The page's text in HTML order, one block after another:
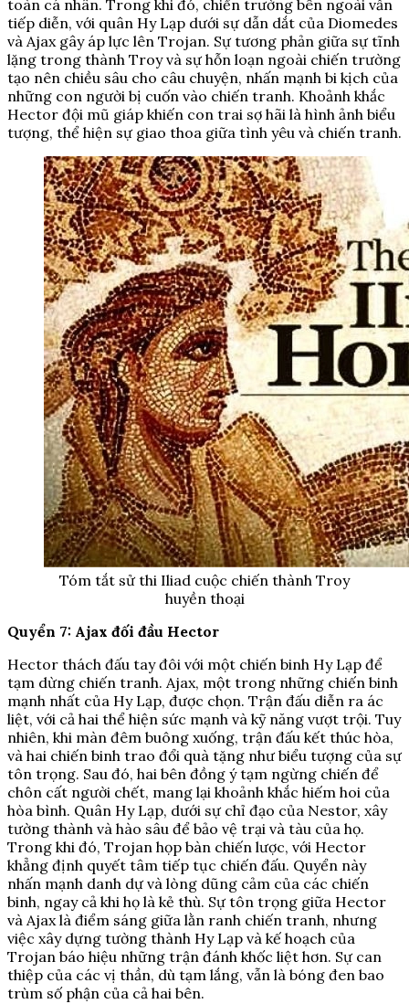
toàn cá nhân. Trong khi đó, chiến trường bên ngoài vẫn
tiếp diễn, với quân Hy Lạp dưới sự dẫn dắt của Diomedes
và Ajax gây áp lực lên Trojan. Sự tương phản giữa sự tĩnh
lặng trong thành Troy và sự hỗn loạn ngoài chiến trường
tạo nên chiều sâu cho câu chuyện, nhấn mạnh bi kịch của
những con người bị cuốn vào chiến tranh. Khoảnh khắc
Hector đội mũ giáp khiến con trai sợ hãi là hình ảnh biểu
tượng, thể hiện sự giao thoa giữa tình yêu và chiến tranh.
Tóm tắt sử thi Iliad cuộc chiến thành Troy
huyền thoại
Quyển 7: Ajax đối đầu Hector
Hector thách đấu tay đôi với một chiến binh Hy Lạp để
tạm dừng chiến tranh. Ajax, một trong những chiến binh
mạnh nhất của Hy Lạp, được chọn. Trận đấu diễn ra ác
liệt, với cả hai thể hiện sức mạnh và kỹ năng vượt trội. Tuy
nhiên, khi màn đêm buông xuống, trận đấu kết thúc hòa,
và hai chiến binh trao đổi quà tặng như biểu tượng của sự
tôn trọng. Sau đó, hai bên đồng ý tạm ngừng chiến để
chôn cất người chết, mang lại khoảnh khắc hiếm hoi của
hòa bình. Quân Hy Lạp, dưới sự chỉ đạo của Nestor, xây
tường thành và hào sâu để bảo vệ trại và tàu của họ.
Trong khi đó, Trojan họp bàn chiến lược, với Hector
khẳng định quyết tâm tiếp tục chiến đấu. Quyển này
nhấn mạnh danh dự và lòng dũng cảm của các chiến
binh, ngay cả khi họ là kẻ thù. Sự tôn trọng giữa Hector
và Ajax là điểm sáng giữa lằn ranh chiến tranh, nhưng
việc xây dựng tường thành Hy Lạp và kế hoạch của
Trojan báo hiệu những trận đánh khốc liệt hơn. Sự can
thiệp của các vị thần, dù tạm lắng, vẫn là bóng đen bao
trùm số phận của cả hai bên.